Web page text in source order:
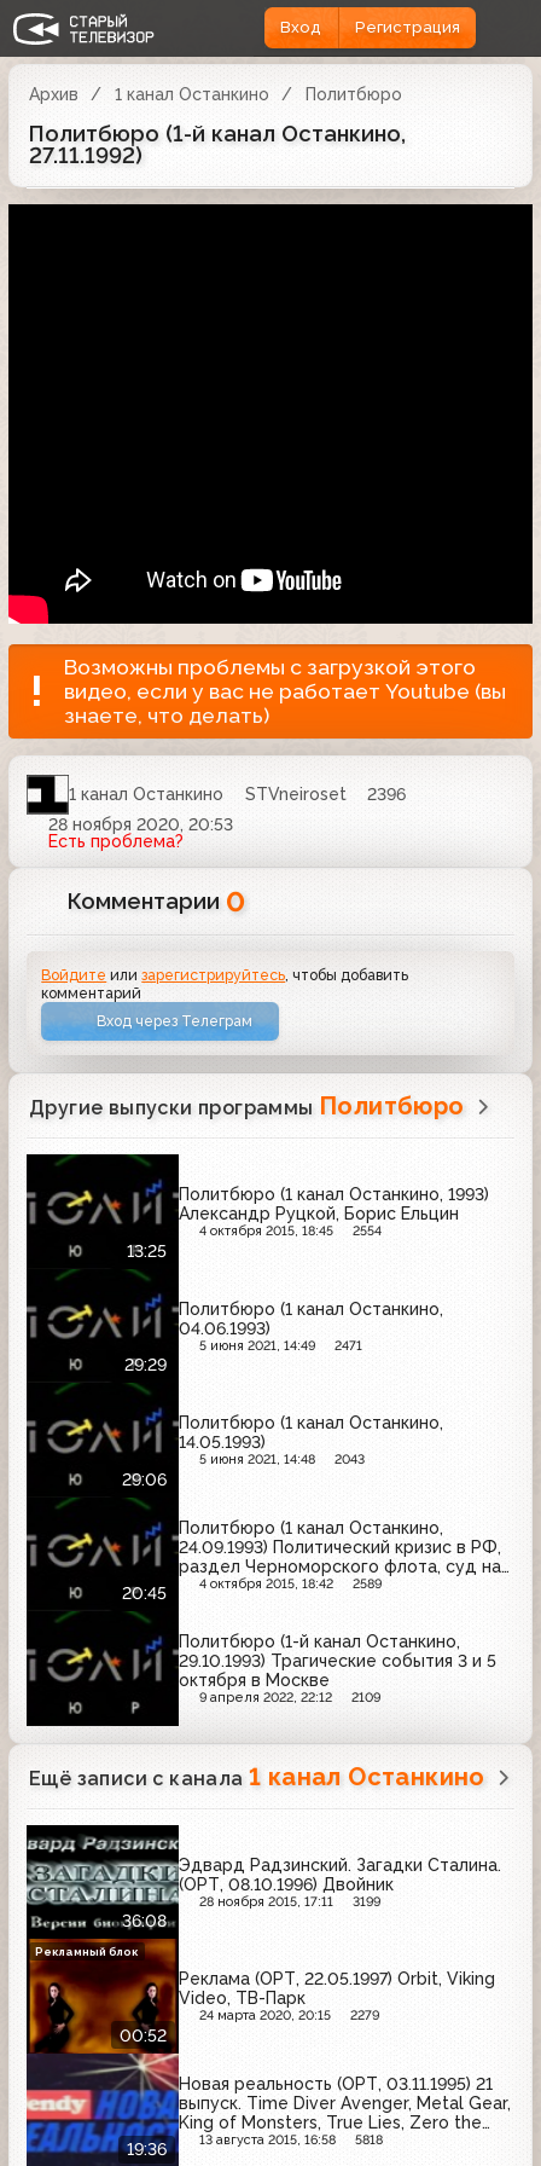
Вход Регистрация
Архив 1 канал Останкино Политбюро
Политбюро (1-й канал Останкино,
27.11.1992)
Возможны проблемы с загрузкой этого
видео, если у вас не работает Youtube (вы
знаете, что делать)
1 канал Останкино STVneiroset
2396
28 ноября 2020, 20:53
Есть проблема?
Комментарии 0
Войдите илизарегистрируйтесь , чтобы добавить
комментарий
Вход через Телеграм
Другие выпуски программы Политбюро
13:25
Политбюро (1 канал Останкино, 1993)
Александр Руцкой, Борис Ельцин
4 октября 2015, 18:45 2554
29:29
Политбюро (1 канал Останкино,
04.06.1993)
5 июня 2021, 14:49 2471
29:06
Политбюро (1 канал Останкино,
14.05.1993)
5 июня 2021, 14:48 2043
20:45
Политбюро (1 канал Останкино,
24.09.1993) Политический кризис в РФ,
раздел Черноморского флота, суд над
Гос. комитетом по ЧП; Г. Явлинский
4 октября 2015, 18:42 2589
Политбюро (1-й канал Останкино,
29.10.1993) Трагические события 3 и 5
октября в Москве
9 апреля 2022, 22:12 2109
Ещё записи с канала 1 канал Останкино
36:08
Эдвард Радзинский. Загадки Сталина.
(ОРТ, 08.10.1996) Двойник
28 ноября 2015, 17:11 3199
00:52
Реклама (ОРТ, 22.05.1997) Orbit, Viking
Video, ТВ-Парк
24 марта 2020, 20:15 2279
Рекламный блок
19:36
Новая реальность (ОРТ, 03.11.1995) 21
выпуск. Time Diver Avenger, Metal Gear,
King of Monsters, True Lies, Zero the
Kamikadze Squirell
13 августа 2015, 16:58 5818